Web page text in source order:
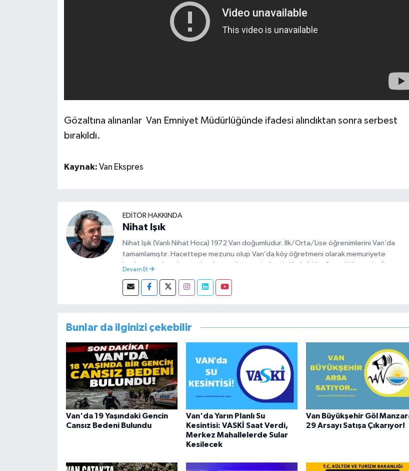
Gözaltına alınanlar Van Emniyet Müdürlüğünde ifadesi alındıktan sonra serbest
bırakıldı.
Kaynak: Van Ekspres
EDITÖR HAKKINDA
Nihat Işık
Nihat Işık (Vanlı Nihat Hoca) 1972 Van doğumludur. İlk/Orta/Lise öğrenimlerini Van’da
tamamlamıştır. Hacettepe mezunu olup Van’da köy öğretmeni olarak memuriyete
başlamıştır. Asteğmen olarak yaptığı vatani görevi dönüşü Van Sosyal Hizmetler İl
görevini yürütürken istifa edip sosyal medyayı tercih etmiştir.
Devam Et
Bunlar da ilginizi çekebilir
Van'da 19 Yaşındaki Gencin
Cansız Bedeni Bulundu
Van'da Yarın Planlı Su
Kesintisi: VASKİ Saat Verdi,
Merkez Mahallelerde Sular
Kesilecek
Van Büyükşehir Göl
29 Arsayı Satışa Çıkarıyor!